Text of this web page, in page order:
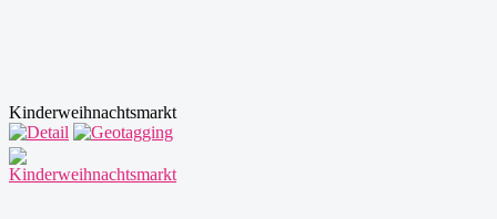
Kinderweihnachtsmarkt